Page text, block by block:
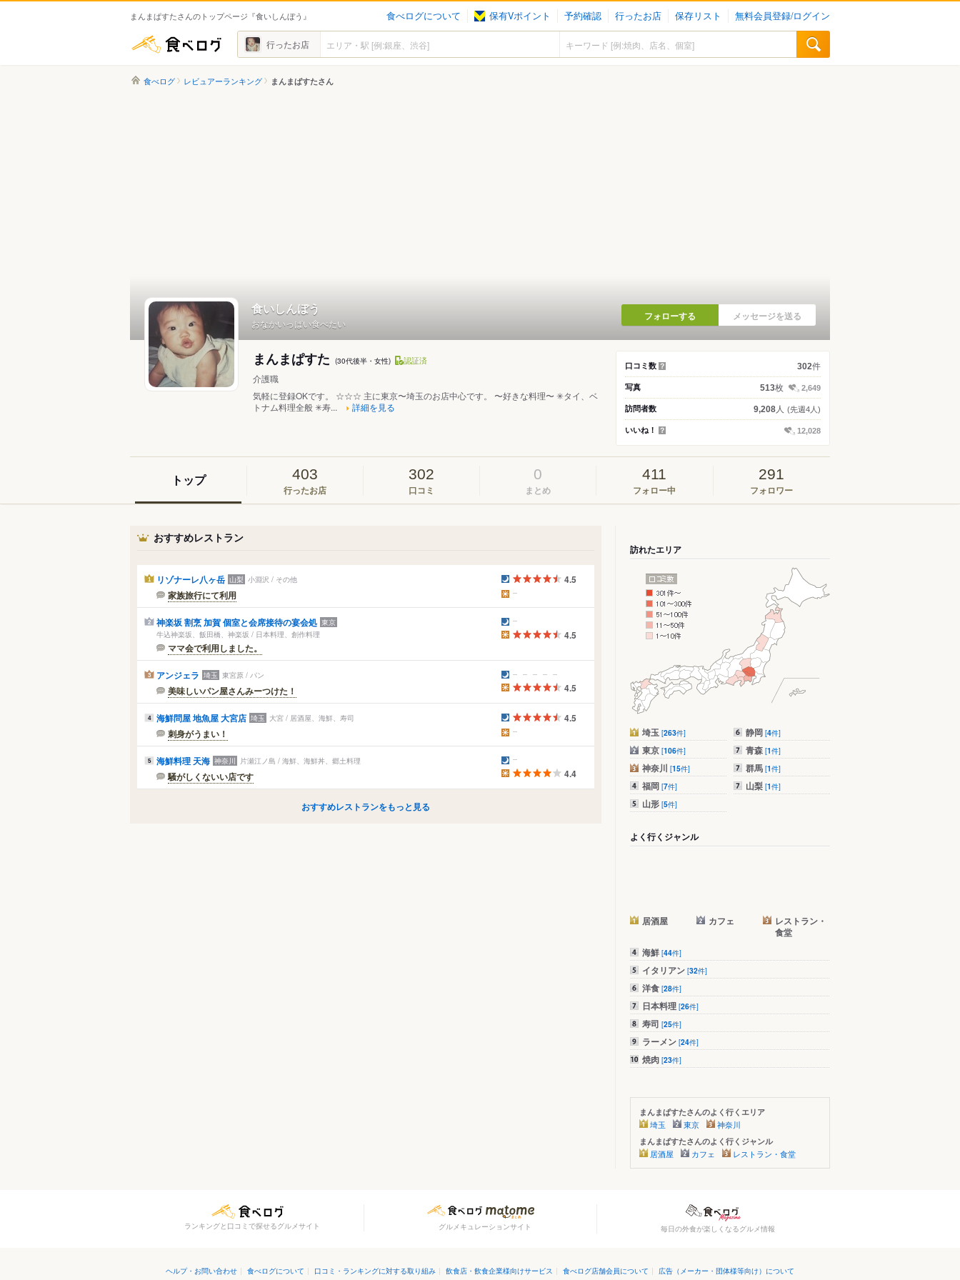
まんまぱすたさんのトップページ『食いしんぼう』 食べログについて 保有Vポイント 予約確認 行ったお店 保存リスト 無料会員登録/ログイン
食べログ 行ったお店
食べログ レビュアーランキング まんまぱすたさん
食いしんぼう
おなかいっぱい食べたい
フォローする メッセージを送る
まんまぱすた (30代後半・女性) 認証済
介護職
気軽に登録OKです。 ☆☆☆ 主に東京〜埼玉のお店中心です。 〜好きな料理〜 ✳︎タイ、ベ
トナム料理全般 ✳︎寿...
詳細を見る
口コミ数 ？ 302件
写真 513枚 2,649
訪問者数 9,208人 (先週4人)
いいね！ ？ 12,028
トップ 403
行ったお店
302
口コミ
0
まとめ
411
フォロー中
291
フォロワー
おすすめレストラン
1 リゾナーレ八ヶ岳 山梨 小淵沢 / その他
家族旅行にて利用
4.5
2 神楽坂 割烹 加賀 個室と会席接待の宴会処 東京
牛込神楽坂、飯田橋、神楽坂 / 日本料理、創作料理
ママ会で利用しました。
4.5
3 アンジェラ 埼玉 東宮原 / パン
美味しいパン屋さんみーつけた！ 4.5
4 海鮮問屋 地魚屋 大宮店 埼玉 大宮 / 居酒屋、海鮮、寿司
刺身がうまい！
4.5
5 海鮮料理 天海 神奈川 片瀬江ノ島 / 海鮮、海鮮丼、郷土料理
騒がしくないい店です 4.4
おすすめレストランをもっと見る
訪れたエリア
埼玉 [263件]
東京 [106件]
神奈川 [15件]
福岡 [7件]
山形 [5件]
静岡 [4件]
青森 [1件]
群馬 [1件]
山梨 [1件]
よく行くジャンル
居酒屋 カフェ
レストラン・
食堂
海鮮 [44件]
イタリアン [32件]
洋食 [28件]
日本料理 [26件]
寿司 [25件]
ラーメン [24件]
焼肉 [23件]
まんまぱすたさんのよく行くエリア
埼玉 東京 神奈川
まんまぱすたさんのよく行くジャンル
居酒屋 カフェ レストラン・食堂
ランキングと口コミで探せるグルメサイト グルメキュレーションサイト 毎日の外食が楽しくなるグルメ情報
ヘルプ・お問い合わせ | 食べログについて | 口コミ・ランキングに対する取り組み | 飲食店・飲食企業様向けサービス | 食べログ店舗会員について | 広告（メーカー・団体様等向け）について